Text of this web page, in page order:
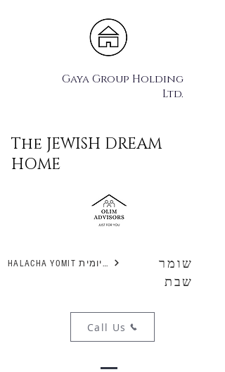
Gaya Group Holding
Ltd.
The JEWISH DREAM
HOME
HALACHA YOMIT הלכה יומית
שומר
שבת
Call Us